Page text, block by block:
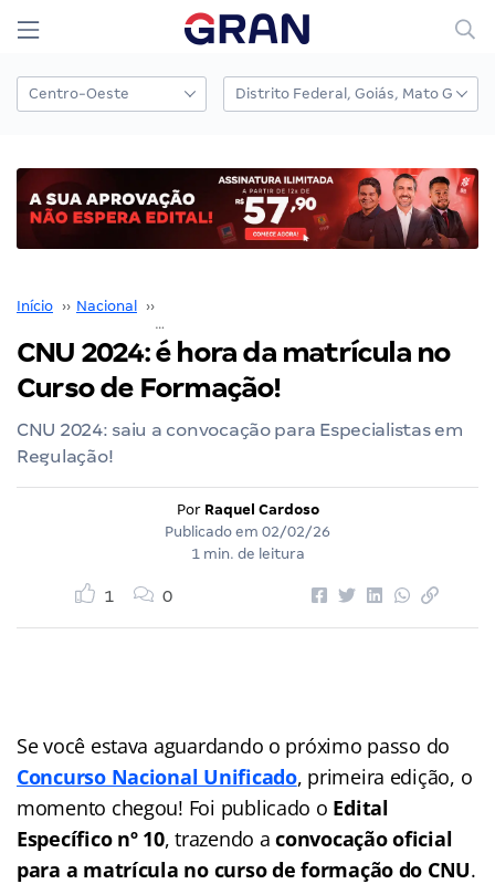
Início ›› Nacional ››
CNU 2024: é hora da matrícula no
Curso de Formação!
CNU 2024: saiu a convocação para Especialistas em
Regulação!
Por Raquel Cardoso
Publicado em 02/02/26
1 min. de leitura
1 0
Se você estava aguardando o próximo passo do
Concurso Nacional Unificado, primeira edição, o
momento chegou! Foi publicado o Edital
Específico nº 10, trazendo aconvocação oficial
para a matrícula no curso de formação do CNU.